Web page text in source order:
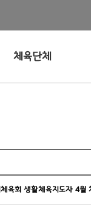
체육단체
육회 생활체육지도자 4월